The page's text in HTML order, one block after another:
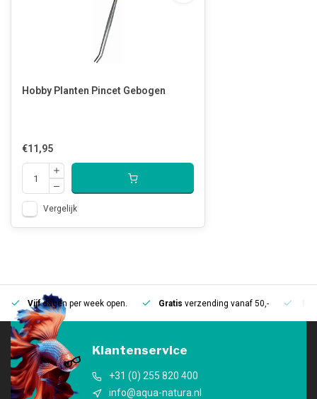
Hobby Planten Pincet Gebogen
€11,95
Vergelijk
Vijfdagen per week open. Gratis verzending vanaf 50,-
Klantenservice
+31 (0) 255 820 400
info@aqua-natura.nl